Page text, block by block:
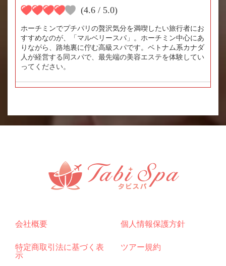
(4.6 / 5.0)
ホーチミンでプチパリの贅沢気分を満喫したい旅行者にお
すすめなのが、「マルベリースパ」。ホーチミン中心にあ
りながら、路地裏に佇む高級スパです。ベトナム系カナダ
人が経営する同スパで、最先端の美容エステを体験してい
ってください。
会社概要 個人情報保護方針
特定商取引法に基づく表
示
ツアー規約